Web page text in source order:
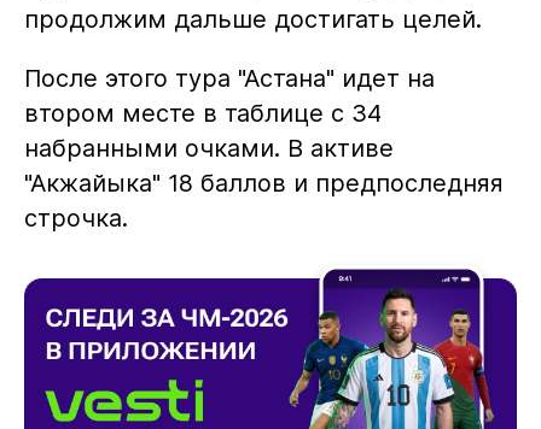
продолжим дальше достигать целей.
После этого тура "Астана" идет на
втором месте в таблице с 34
набранными очками. В активе
"Акжайыка" 18 баллов и предпоследняя
строчка.